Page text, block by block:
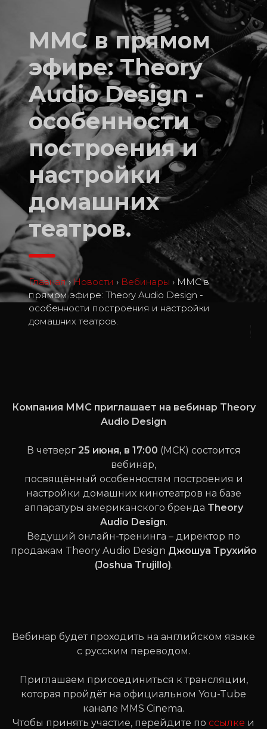
ММС в прямом
эфире: Theory
Audio Design -
особенности
построения и
настройки
домашних
театров.
Главная › Новости › Вебинары › ММС в
прямом эфире: Theory Audio Design -
особенности построения и настройки
домашних театров.
Компания ММС приглашает на вебинар Theory
Audio Design
В четверг 25 июня, в 17:00 (МСК) состоится
вебинар,
посвящённый особенностям построения и
настройки домашних кинотеатров на базе
аппаратуры американского бренда Theory
Audio Design.
Ведущий онлайн-тренинга – директор по
продажам Theory Audio Design Джошуа Трухийо
(Joshua Trujillo).
Вебинар будет проходить на английском языке
с русским переводом.
Приглашаем присоединиться к трансляции,
которая пройдёт на официальном You-Tube
канале MMS Cinema.
Чтобы принять участие, перейдите по ссылке и